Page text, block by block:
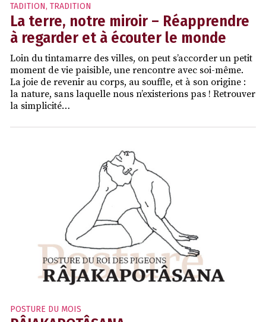
TADITION, TRADITION
La terre, notre miroir – Réapprendre
à regarder et à écouter le monde
Loin du tintamarre des villes, on peut s’accorder un petit
moment de vie paisible, une rencontre avec soi-même.
La joie de revenir au corps, au souffle, et à son origine :
la nature, sans laquelle nous n’existerions pas ! Retrouver
la simplicité…
POSTURE DU MOIS